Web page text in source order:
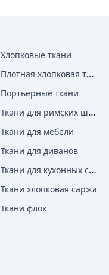
Хлопковые ткани
Плотная хлопковая ткань
Портьерные ткани
Ткани для римских штор
Ткани для мебели
Ткани для диванов
Ткани для кухонных стульев
Ткани хлопковая саржа
Ткани флок